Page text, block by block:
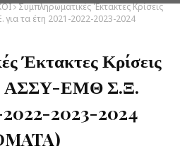
Συμπληρωματικές Έκτακτες Κρίσεις
τα έτη 2021-2022-2023-2024
Έκτακτες Κρίσεις
ΑΣΣΥ-ΕΜΘ Σ.Ξ.
2022-2023-2024